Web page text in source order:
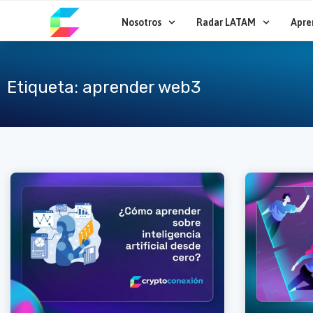
contenido
Nosotros Radar LATAM
Etiqueta: aprender web3